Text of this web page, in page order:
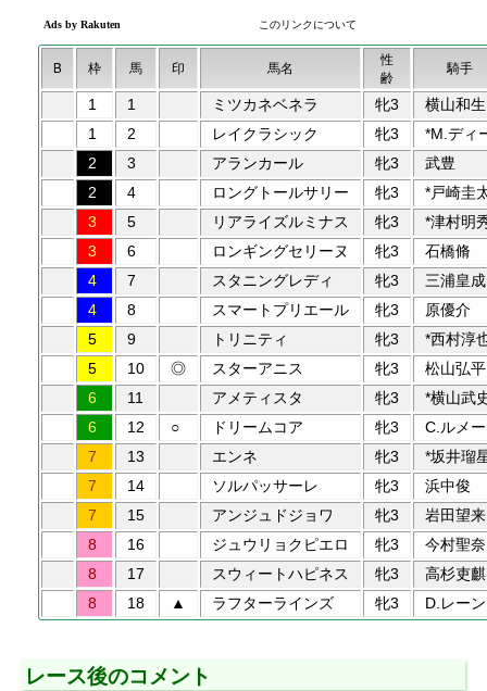
B 枠 馬 印 馬名
性
齢
騎手
1 1 ミツカネベネラ 牝3
横山和生
1
2 レイクラシック 牝3
*M.ディ
2
3 アランカール 牝3
武豊
2
4 ロングトールサリー 牝3
*戸崎圭
3
5 リアライズルミナス 牝3
*津村明
3
6 ロンギングセリーヌ 牝3
石橋脩
4
7 スタニングレディ 牝3
三浦皇成
4
8 スマートプリエール 牝3
原優介
5
9 トリニティ 牝3
*西村淳
5
10 ◎ スターアニス 牝3
松山弘平
6
11 アメティスタ 牝3
*横山武
6
12 ○ ドリームコア 牝3
C.ルメー
7
13 エンネ 牝3
*坂井瑠
7
14 ソルパッサーレ 牝3
浜中俊
7
15 アンジュドジョワ 牝3
岩田望来
8
16 ジュウリョクピエロ 牝3
今村聖奈
8
17 スウィートハピネス 牝3
高杉吏麒
8
18 ▲ ラフターラインズ 牝3 D.レーン
レース後のコメント